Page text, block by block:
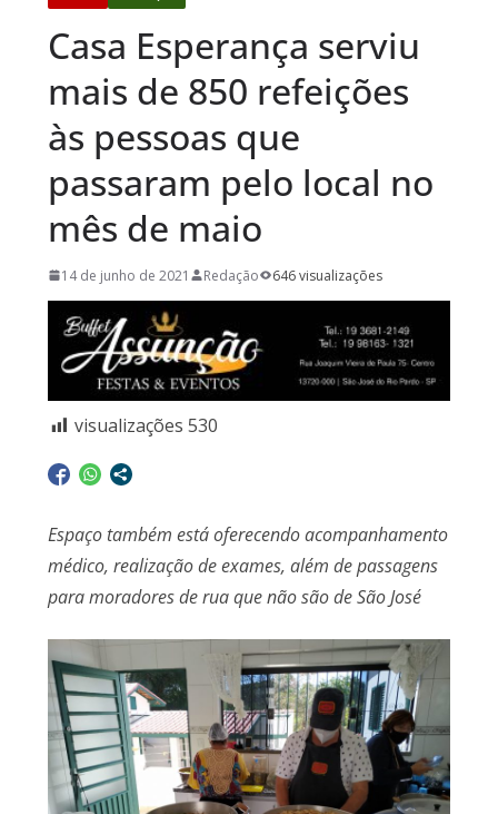
Casa Esperança serviu
mais de 850 refeições
às pessoas que
passaram pelo local no
mês de maio
14 de junho de 2021 Redação 646 visualizações
visualizações 530
Espaço também está oferecendo acompanhamento
médico, realização de exames, além de passagens
para moradores de rua que não são de São José